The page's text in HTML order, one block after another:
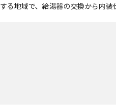
する地域で、給湯器の交換から内装